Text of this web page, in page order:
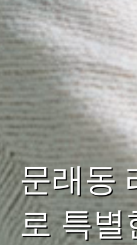
문래동
로 특별